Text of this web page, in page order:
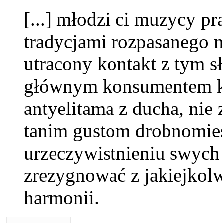
[...] młodzi ci muzycy
tradycjami rozpasanego
utracony kontakt z tym
głównym
antyelitama z ducha, nie
tanim gustom
urzeczywistnieniu
zrezygnować z
harmonii.